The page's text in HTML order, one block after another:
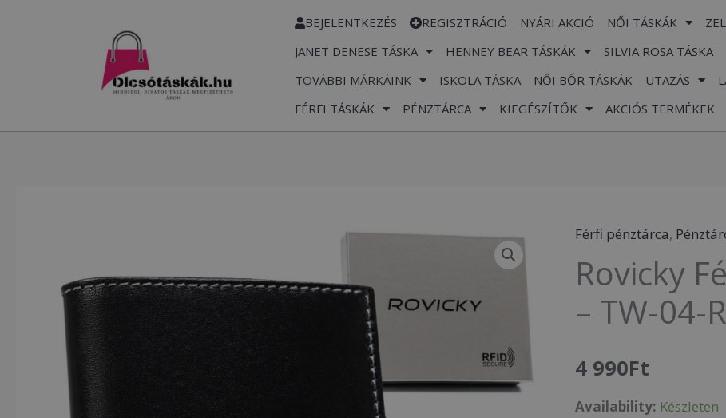
BEJELENTKEZÉS REGISZTRÁCIÓ NYÁRI AKCIÓ NŐI TÁSKÁK
JANET DENESE TÁSKA
HENNEY BEAR TÁSKÁK
SILVIA ROSA TÁSKA
TOVÁBBI MÁRKÁINK
ISKOLA TÁSKA NŐI BŐR TÁSKÁK UTAZÁS
FÉRFI TÁSKÁK
PÉNZTÁRCA KIEGÉSZÍTŐK AKCIÓS TERMÉKEK
Férfi pénztárca,
Rovicky
– TW-04-
4 990Ft
Availability: Készleten
Rovicky
Férfi
Bőr
Kártyatartó
TW-
04-